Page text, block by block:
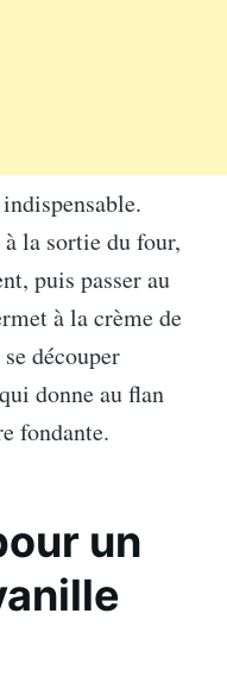
la sortie du four,
puis passer au
à la crème de
découper
donne au flan
fondante.
un